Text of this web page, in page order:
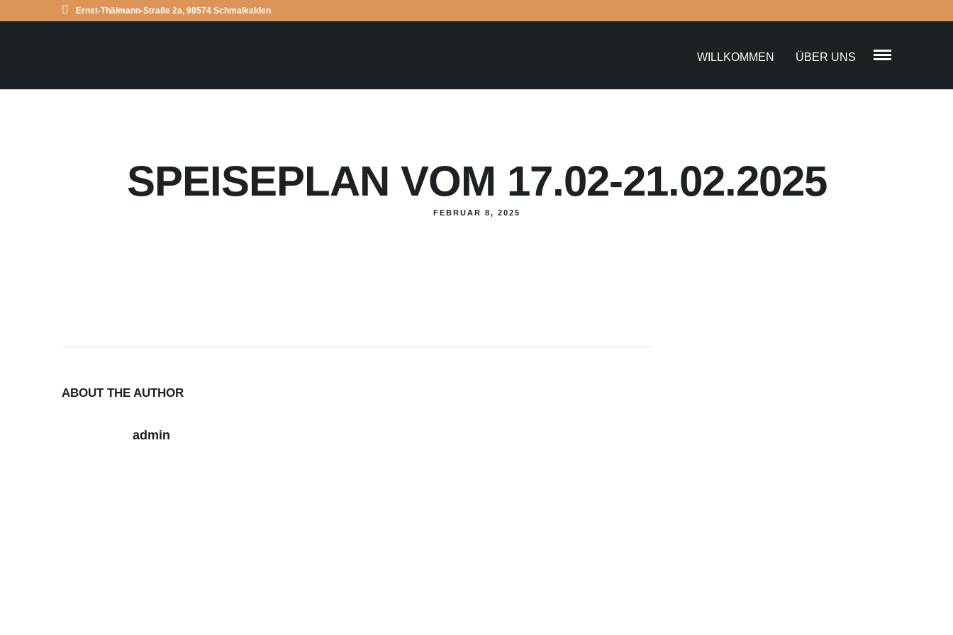
Ernst-Thälmann-Straße 2a, 98574 Schmalkalden
WILLKOMMEN ÜBER UNS
SPEISEPLAN VOM 17.02-21.02.2025
FEBRUAR 8, 2025
ABOUT THE AUTHOR
admin